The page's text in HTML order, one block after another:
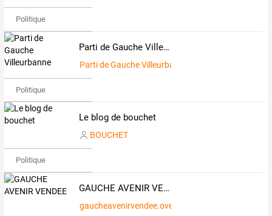
Politique
Parti de Gauche Villeurbanne
Parti de Gauche Villeurbanne
Politique
Le blog de bouchet
BOUCHET
Politique
GAUCHE AVENIR VENDEE
gaucheavenirvendee.over-blog.com